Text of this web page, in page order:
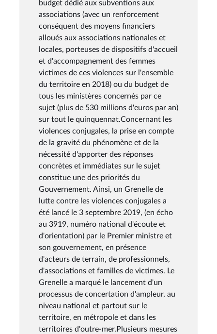
budget dédié aux subventions aux
associations (avec un renforcement
conséquent des moyens financiers
alloués aux associations nationales et
locales, porteuses de dispositifs d'accueil
et d'accompagnement des femmes
victimes de ces violences sur l'ensemble
du territoire en 2018) ou du budget de
tous les ministères concernés par ce
sujet (plus de 530 millions d'euros par an)
sur tout le quinquennat.Concernant les
violences conjugales, la prise en compte
de la gravité du phénomène et de la
nécessité d'apporter des réponses
concrètes et immédiates sur le sujet
constitue une des priorités du
Gouvernement. Ainsi, un Grenelle de
lutte contre les violences conjugales a
été lancé le 3 septembre 2019, (en écho
au 3919, numéro national d'écoute et
d'orientation) par le Premier ministre et
son gouvernement, en présence
d'acteurs de terrain, de professionnels,
d'associations et familles de victimes. Le
Grenelle a marqué le lancement d'un
processus de concertation d'ampleur, au
niveau national et partout sur le
territoire, en métropole et dans les
territoires d'outre-mer.Plusieurs mesures